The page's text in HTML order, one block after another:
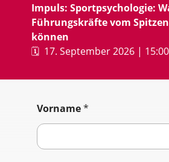
Impuls: Sportpsychologie:
Führungskräfte vom
können
🗓️ 17. September 2026 |
Vorname*